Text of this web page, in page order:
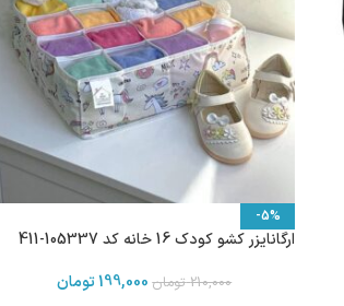
-5%
ارگانایزر کشو کودک 16 خانه کد 105337-411
210,000 تومان 199,000تومان